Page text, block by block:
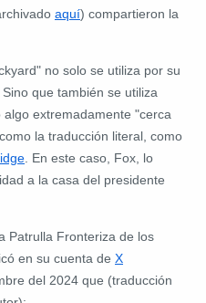
aquí) compartieron la
no solo se utiliza por su
que también se utiliza
extremadamente "cerca
la traducción literal, como
. En este caso, Fox, lo
a la casa del presidente
Patrulla Fronteriza de los
en su cuenta de X
del 2024 que (traducción